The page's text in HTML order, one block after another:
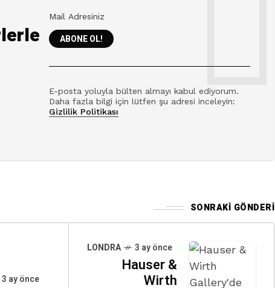
E-posta yoluyla bülten almayı kabul ediyorum.
Daha fazla bilgi için lütfen şu adresi inceleyin:
Gizlilik Politikası
SONRAKI GÖNDERI
3 ay önce
LONDRA 3 ay önce
Hauser &
Wirth